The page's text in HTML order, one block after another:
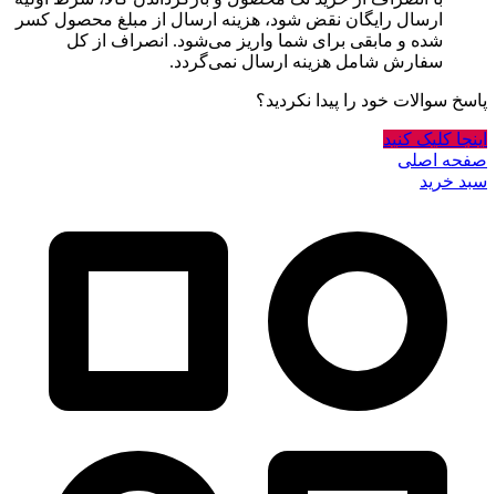
ارسال رایگان نقض شود، هزینه ارسال از مبلغ محصول کسر
شده و مابقی برای شما واریز می‌شود. انصراف از کل
سفارش شامل هزینه ارسال نمی‌گردد.
پاسخ سوالات خود را پیدا نکردید؟
اینجا کلیک کنید
صفحه اصلی
سبد خرید